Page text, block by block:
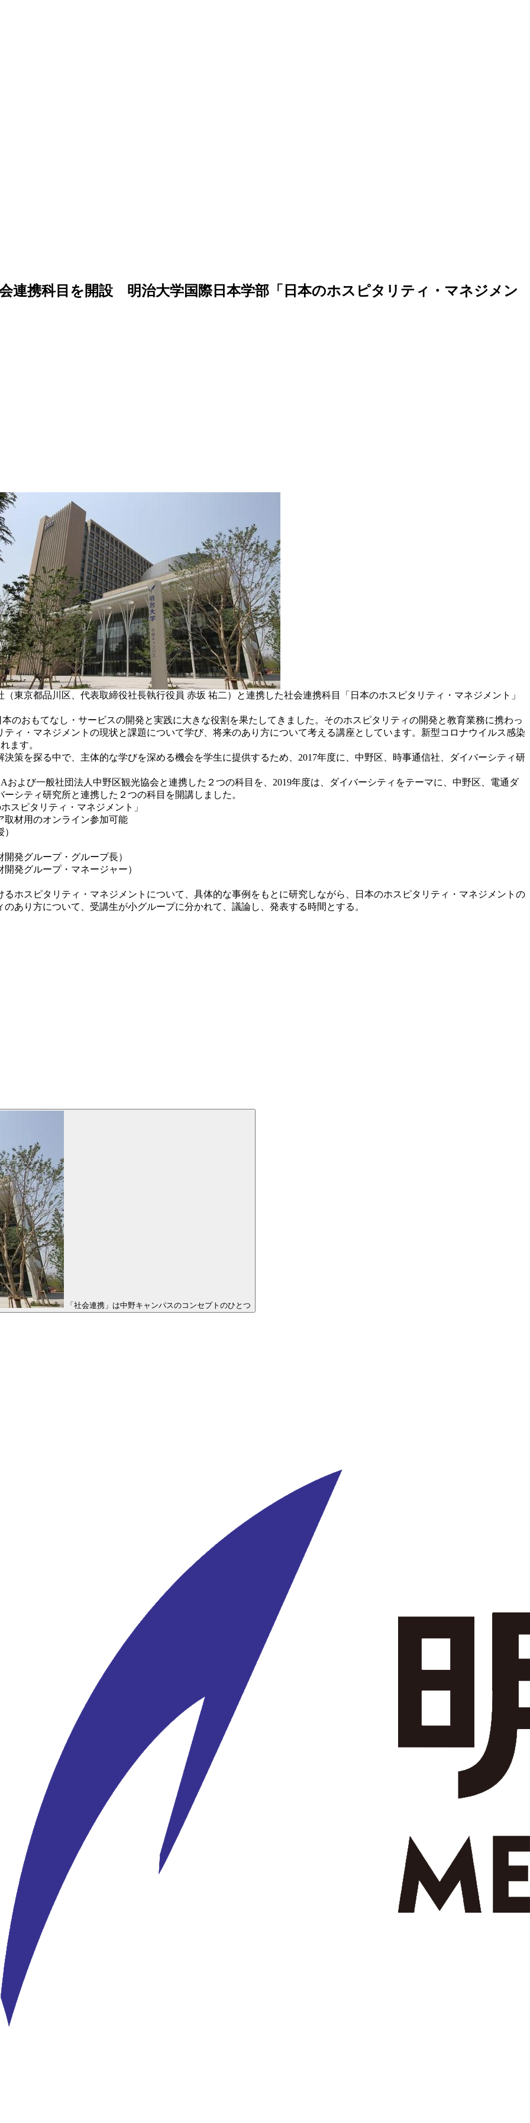
連携科目を開設 明治大学国際日本学部「日本のホスピタリティ・マネジメン
東京都品川区、代表取締役社長執行役員 赤坂 祐二）と連携した社会連携科目「日本のホスピタリティ・マネジメント」
のおもてなし・サービスの開発と実践に大きな役割を果たしてきました。そのホスピタリティの開発と教育業務に携わっ
ィ・マネジメントの現状と課題について学び、将来のあり方について考える講座としています。新型コロナウイルス感染
ます。
策を探る中で、主体的な学びを深める機会を学生に提供するため、2017年度に、中野区、時事通信社、ダイバーシティ研
よび一般社団法人中野区観光協会と連携した２つの科目を、2019年度は、ダイバーシティをテーマに、中野区、電通ダ
シティ研究所と連携した２つの科目を開講しました。
ピタリティ・マネジメント」
材用のオンライン参加可能
発グループ・グループ長）
発グループ・マネージャー）
ホスピタリティ・マネジメントについて、具体的な事例をもとに研究しながら、日本のホスピタリティ・マネジメントの
あり方について、受講生が小グループに分かれて、議論し、発表する時間とする。
「社会連携」は中野キャンパスのコンセプトのひとつ